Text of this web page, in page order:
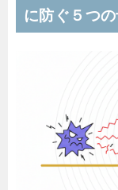
に防ぐ５つ